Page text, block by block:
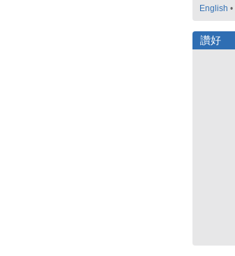
English •
讚好